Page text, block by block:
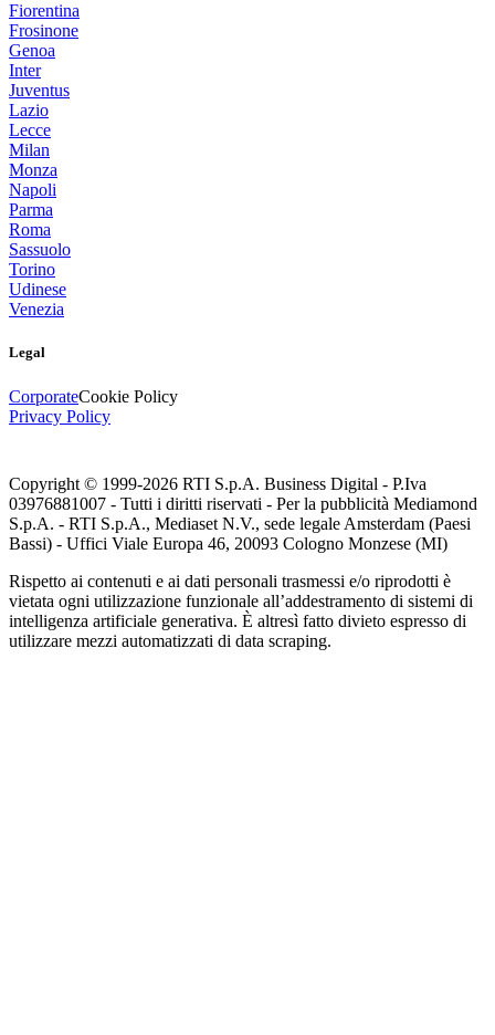
Fiorentina
Frosinone
Genoa
Inter
Juventus
Lazio
Lecce
Milan
Monza
Napoli
Parma
Roma
Sassuolo
Torino
Udinese
Venezia
Legal
CorporateCookie Policy
Privacy Policy
Copyright © 1999-2026 RTI S.p.A. Business Digital - P.Iva
03976881007 - Tutti i diritti riservati - Per la pubblicità Mediamond
S.p.A. - RTI S.p.A., Mediaset N.V., sede legale Amsterdam (Paesi
Bassi) - Uffici Viale Europa 46, 20093 Cologno Monzese (MI)
Rispetto ai contenuti e ai dati personali trasmessi e/o riprodotti è
vietata ogni utilizzazione funzionale all’addestramento di sistemi di
intelligenza artificiale generativa. È altresì fatto divieto espresso di
utilizzare mezzi automatizzati di data scraping.